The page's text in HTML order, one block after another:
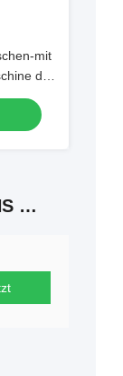
mit
der
Glas-
TRETEN SIE MIT UNS IN VERBINDUNG